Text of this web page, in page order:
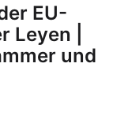
EU-
Leyen |
und